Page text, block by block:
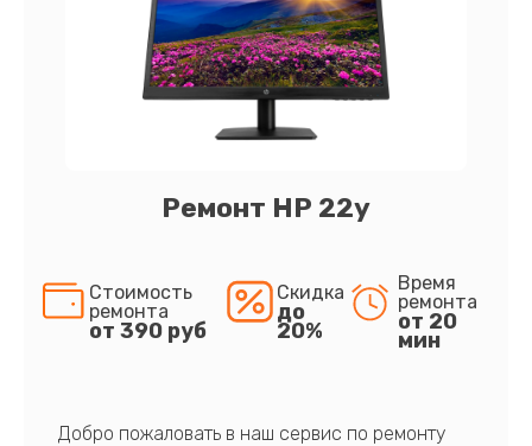
Ремонт HP 22y
Стоимость
ремонта
от 390 руб
Скидка
до
20%
Время
ремонта
от 20
мин
Добро пожаловать в наш сервис по ремонту